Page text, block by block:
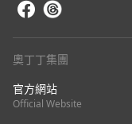
奧丁丁集團
官方網站
Official Website